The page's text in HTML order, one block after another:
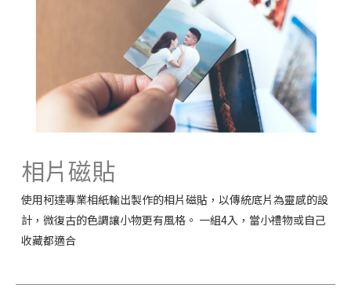
相片磁貼
使用柯達專業相紙輸出製作的相片磁貼，以傳統底片為靈感的設
計，微復古的色調讓小物更有風格。 一組4入，當小禮物或自己
收藏都適合